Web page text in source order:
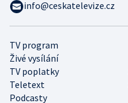
TV program
Živé vysílání
TV poplatky
Teletext
Podcasty
info@ceskatelevize.cz